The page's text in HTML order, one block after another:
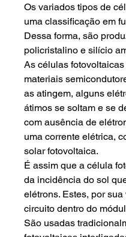
Os variados tipos de
uma classificação em
Dessa forma, são
policristalino e silício
As células
materiais
as atingem, alguns
átimos se soltam e se
com ausência de
uma corrente elétrica,
solar fotovoltaica.
É assim que a célula
da incidência do sol
elétrons. Estes, por
circuito dentro do
São usadas